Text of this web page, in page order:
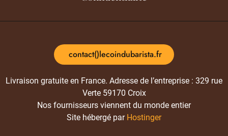
contact()lecoindubarista.fr
Livraison gratuite en France. Adresse de l’entreprise : 329 rue
Verte 59170 Croix
Nos fournisseurs viennent du monde entier
Site hébergé par Hostinger